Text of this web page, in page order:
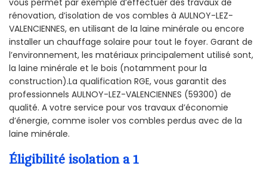
vous permet par exemple d’effectuer des travaux de
rénovation, d’isolation de vos combles à AULNOY-LEZ-
VALENCIENNES, en utilisant de la laine minérale ou encore
installer un chauffage solaire pour tout le foyer. Garant de
l’environnement, les matériaux principalement utilisé sont,
la laine minérale et le bois (notamment pour la
construction).La qualification RGE, vous garantit des
professionnels AULNOY-LEZ-VALENCIENNES (59300) de
qualité. A votre service pour vos travaux d’économie
d’énergie, comme isoler vos combles perdus avec de la
laine minérale.
Éligibilité isolation a 1